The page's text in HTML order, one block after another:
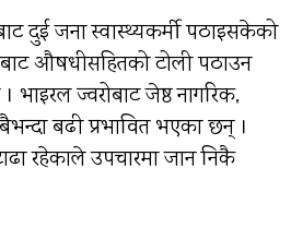
दुई जना स्वास्थ्यकर्मी पठाइसकेको
औषधीसहितको टोली पठाउन
ज्वरोबाट जेष्ठ नागरिक,
बढी प्रभावित भएका छन् ।
रहेकाले उपचारमा जान निकै